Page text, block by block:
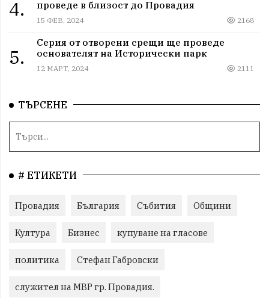
4.
проведе в близост до Провадия
15 ФЕВ, 2024 2168
5.
Серия от отворени срещи ще проведе
основателят на Исторически парк
12 МАРТ, 2024 2111
ТЪРСЕНЕ
# ЕТИКЕТИ
Провадия България Събития Общини
Култура Бизнес купуване на гласове
политика Стефан Габровски
служител на МВР гр. Провадия.